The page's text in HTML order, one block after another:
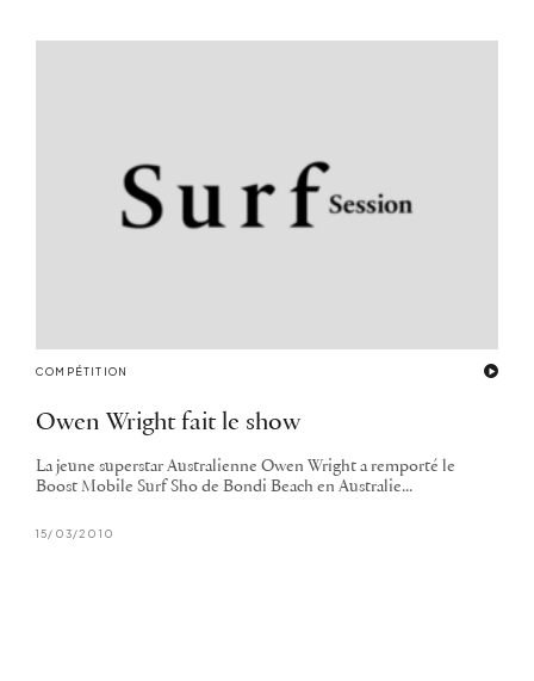
COMPÉTITION
Owen Wright fait le show
La jeune superstar Australienne Owen Wright a remporté le
Boost Mobile Surf Sho de Bondi Beach en Australie...
15/03/2010